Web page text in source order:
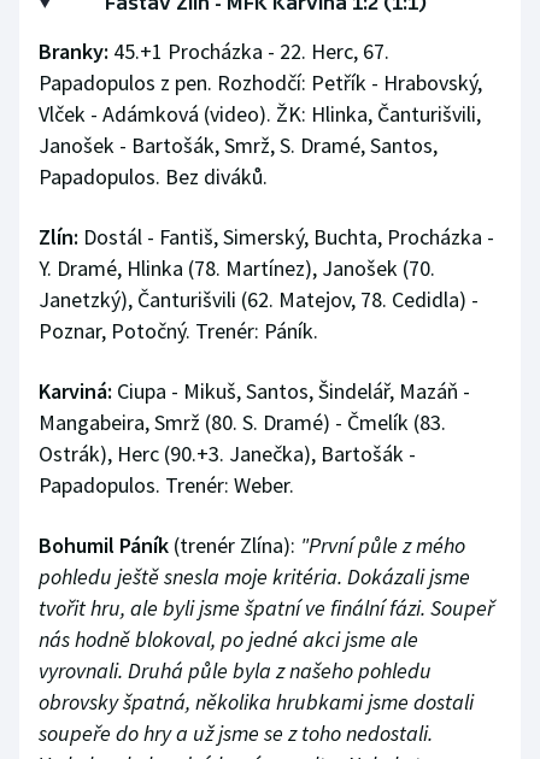
Branky: 45.+1 Procházka - 22. Herc, 67.
Papadopulos z pen. Rozhodčí: Petřík - Hrabovský,
Vlček - Adámková (video). ŽK: Hlinka, Čanturišvili,
Janošek - Bartošák, Smrž, S. Dramé, Santos,
Papadopulos. Bez diváků.
Zlín: Dostál - Fantiš, Simerský, Buchta, Procházka -
Y. Dramé, Hlinka (78. Martínez), Janošek (70.
Janetzký), Čanturišvili (62. Matejov, 78. Cedidla) -
Poznar, Potočný. Trenér: Páník.
Karviná: Ciupa - Mikuš, Santos, Šindelář, Mazáň -
Mangabeira, Smrž (80. S. Dramé) - Čmelík (83.
Ostrák), Herc (90.+3. Janečka), Bartošák -
Papadopulos. Trenér: Weber.
Bohumil Páník (trenér Zlína): "První půle z mého
pohledu ještě snesla moje kritéria. Dokázali jsme
tvořit hru, ale byli jsme špatní ve finální fázi. Soupeř
nás hodně blokoval, po jedné akci jsme ale
vyrovnali. Druhá půle byla z našeho pohledu
obrovsky špatná, několika hrubkami jsme dostali
soupeře do hry a už jsme se z toho nedostali.